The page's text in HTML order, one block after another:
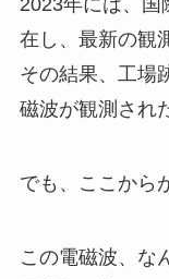
在し、最新の観
その結果、工場
磁波が観測され
でも、ここから
この電磁波、な